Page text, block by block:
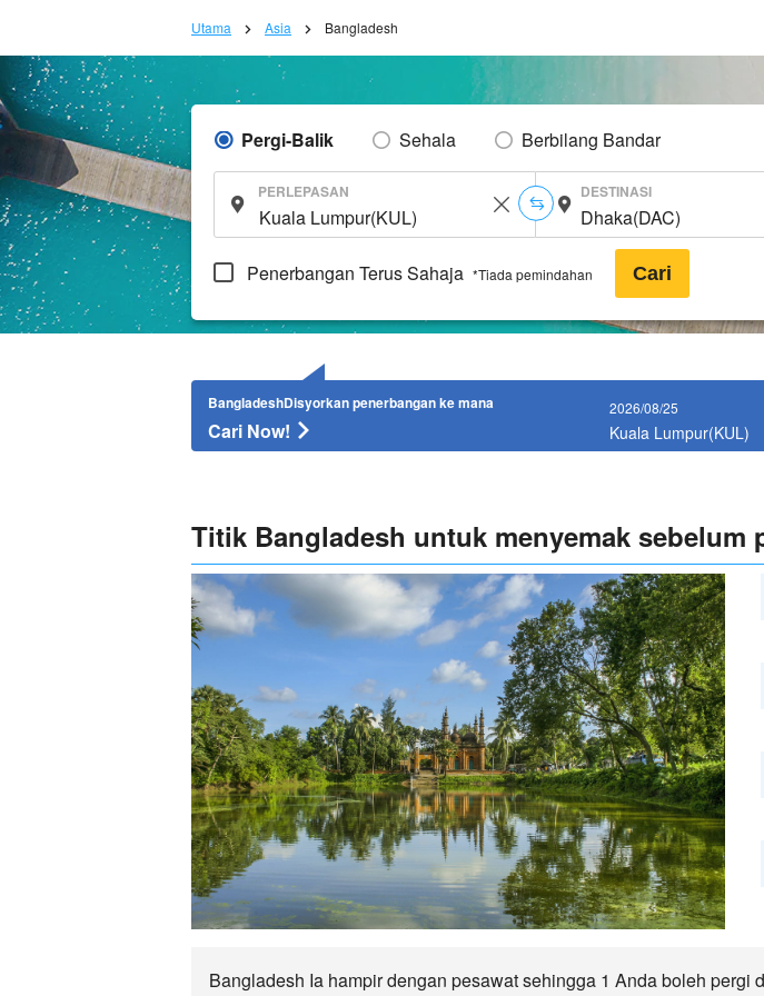
Utama Asia Bangladesh
Pergi-Balik Sehala Berbilang Bandar
PERLEPASAN DESTINASI
Penerbangan Terus Sahaja *Tiada pemindahan Cari
BangladeshDisyorkan penerbangan ke mana
Cari Now!
2026/08/25
Kuala Lumpur(KUL)
Titik Bangladesh untuk menyemak sebelum
Bangladesh Ia hampir dengan pesawat sehingga 1 Anda boleh